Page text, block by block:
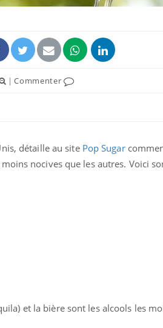
|Commenter
détaille au site Pop Sugar
nocives que les autres. Voici
et la bière sont les alcools les
fer : comprendre pour Youtube
osait